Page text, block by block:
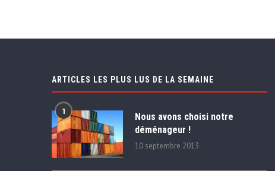
ARTICLES LES PLUS LUS DE LA SEMAINE
1
Nous avons choisi notre
déménageur !
10 septembre 2013